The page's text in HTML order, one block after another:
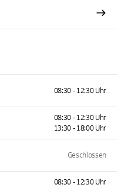
08:30 - 12:30 Uhr
08:30 - 12:30 Uhr
13:30 - 18:00 Uhr
Geschlossen
08:30 - 12:30 Uhr